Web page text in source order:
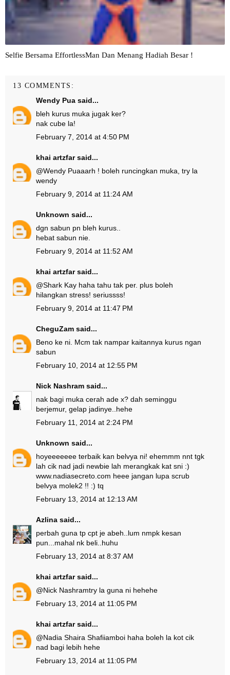
Selfie Bersama EffortlessMan Dan Menang Hadiah Besar !
13 COMMENTS:
Wendy Pua said...
bleh kurus muka jugak ker?
nak cube la!
February 7, 2014 at 4:50 PM
khai artzfarsaid...
@Wendy Puaaarh ! boleh runcingkan muka, try la
wendy
February 9, 2014 at 11:24 AM
Unknown said...
dgn sabun pn bleh kurus..
hebat sabun nie.
February 9, 2014 at 11:52 AM
khai artzfarsaid...
@Shark Kay haha tahu tak per. plus boleh
hilangkan stress! seriussss!
February 9, 2014 at 11:47 PM
CheguZam said...
Beno ke ni. Mcm tak nampar kaitannya kurus ngan
sabun
February 10, 2014 at 12:55 PM
Nick Nashram said...
nak bagi muka cerah ade x? dah seminggu
berjemur, gelap jadinye..hehe
February 11, 2014 at 2:24 PM
Unknown said...
hoyeeeeeee terbaik kan belvya ni! ehemmm nnt tgk
lah cik nad jadi newbie lah merangkak kat sni :)
www.nadiasecreto.com heee jangan lupa scrub
belvya molek2 !! :) tq
February 13, 2014 at 12:13 AM
Azlina said...
perbah guna tp cpt je abeh..lum nmpk kesan
pun...mahal nk beli..huhu
February 13, 2014 at 8:37 AM
khai artzfarsaid...
@Nick Nashramtry la guna ni hehehe
February 13, 2014 at 11:05 PM
khai artzfarsaid...
@Nadia Shaira Shafiiamboi haha boleh la kot cik
nad bagi lebih hehe
February 13, 2014 at 11:05 PM